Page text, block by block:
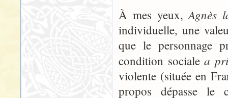
À mes yeux,Agnès
individuelle, une
que le personnage
condition socialea
violente (située en
propos dépasse le